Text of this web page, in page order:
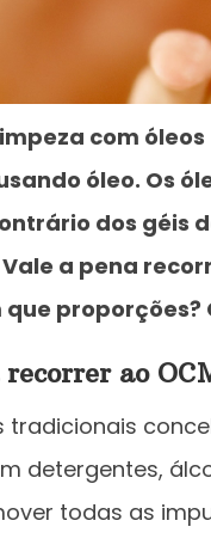
com
óleo. Os
dos géis
a pena
proporções?
ao
tradicionais
detergentes,
todas as